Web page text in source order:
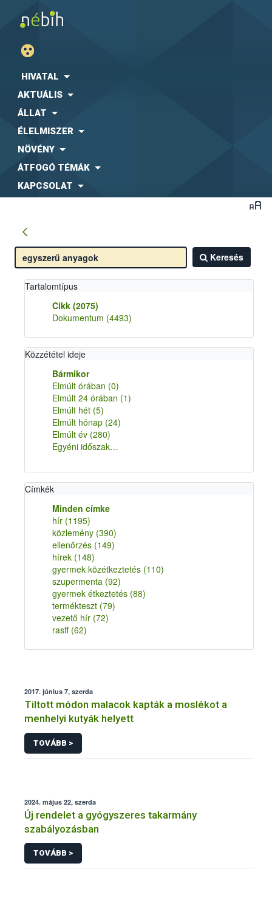
HIVATAL
AKTUÁLIS
ÁLLAT
ÉLELMISZER
NÖVÉNY
ÁTFOGÓ TÉMÁK
KAPCSOLAT
Keresés
Tartalomtípus
Cikk (2075)
Dokumentum (4493)
Közzététel ideje
Bármikor
Elmúlt órában (0)
Elmúlt 24 órában (1)
Elmúlt hét (5)
Elmúlt hónap (24)
Elmúlt év (280)
Egyéni időszak…
Címkék
Minden címke
hír (1195)
közlemény (390)
ellenőrzés (149)
hírek (148)
gyermek közétkeztetés (110)
szupermenta (92)
gyermek étkeztetés (88)
termékteszt (79)
vezető hír (72)
rasff (62)
2017. június 7, szerda
Tiltott módon malacok kapták a moslékot a
menhelyi kutyák helyett
TOVÁBB >
2024. május 22, szerda
Új rendelet a gyógyszeres takarmány
szabályozásban
TOVÁBB >